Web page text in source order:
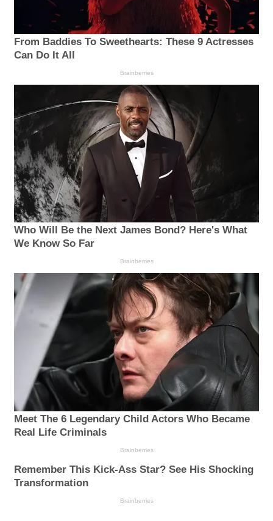
From Baddies To Sweethearts: These 9 Actresses
Can Do It All
Brainberries
Who Will Be the Next James Bond? Here's What
We Know So Far
Brainberries
Meet The 6 Legendary Child Actors Who Became
Real Life Criminals
Brainberries
Remember This Kick-Ass Star? See His Shocking
Transformation
Brainberries